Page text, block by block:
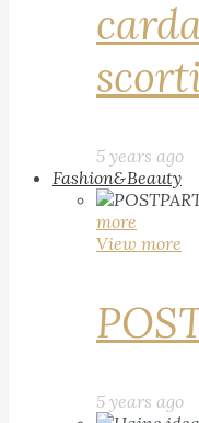
5 years ago
Fashion&Beauty
more
View more
5 years ago